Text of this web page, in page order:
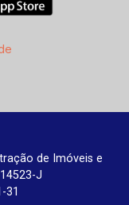
de Imóveis e
J
31